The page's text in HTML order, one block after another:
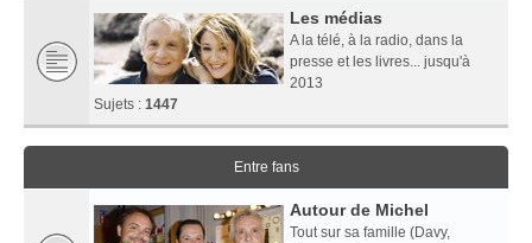
Les médias
A la télé, à la radio, dans la
presse et les livres... jusqu'à
2013
Sujets : 1447
Entre fans
Autour de Michel
Tout sur sa famille (Davy,